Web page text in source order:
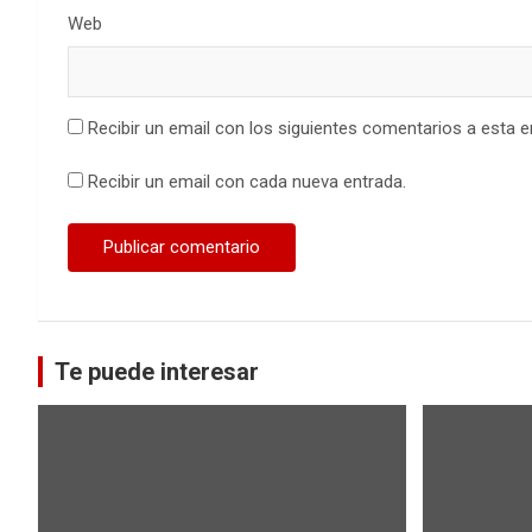
Web
Recibir un email con los siguientes comentarios a esta
Recibir un email con cada nueva entrada.
Te puede interesar